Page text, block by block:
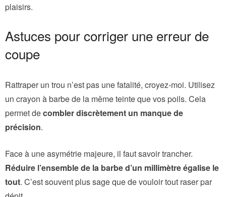
plaisirs.
Astuces pour corriger une erreur de
coupe
Rattraper un trou n’est pas une fatalité, croyez-moi. Utilisez
un crayon à barbe de la même teinte que vos poils. Cela
permet decombler discrètement un manque de
précision.
Face à une asymétrie majeure, il faut savoir trancher.
Réduire l’ensemble de la barbe d’un millimètre égalise le
tout. C’est souvent plus sage que de vouloir tout raser par